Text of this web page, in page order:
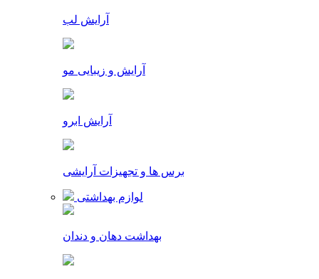
آرایش لب
آرایش و زیبایی مو
آرایش ابرو
برس ها و تجهیزات آرایشی
لوازم بهداشتی
بهداشت دهان و دندان